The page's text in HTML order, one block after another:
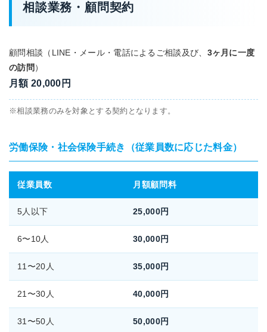
相談業務・顧問契約
顧問相談（LINE・メール・電話によるご相談及び、 3ヶ月に一度
の訪問 ）
月額 20,000円
相談業務のみを対象とする契約となります。
労働保険・社会保険手続き（従業員数に応じた料金）
従業員数 月額顧問料
5人以下 25,000円
6〜10人 30,000円
11〜20人 35,000円
21〜30人 40,000円
31〜50人 50,000円